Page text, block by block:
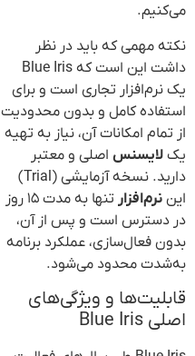
می‌کنیم.
نکته مهمی که باید در نظر
داشت این است که Blue Iris
یک نرم‌افزار تجاری است و برای
استفاده کامل و بدون محدودیت
از تمام امکانات آن، نیاز به تهیه
یک لایسنس اصلی و معتبر
دارید. نسخه آزمایشی (Trial)
این نرم‌افزار
تنها به مدت ۱۵ روز
در دسترس است و پس از آن،
بدون فعال‌سازی، عملکرد برنامه
به‌شدت محدود می‌شود.
قابلیت‌ها و ویژگی‌های
اصلی Blue Iris